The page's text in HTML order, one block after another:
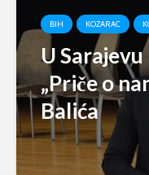
BIH KOZARAC
U
„Priče o
Balića